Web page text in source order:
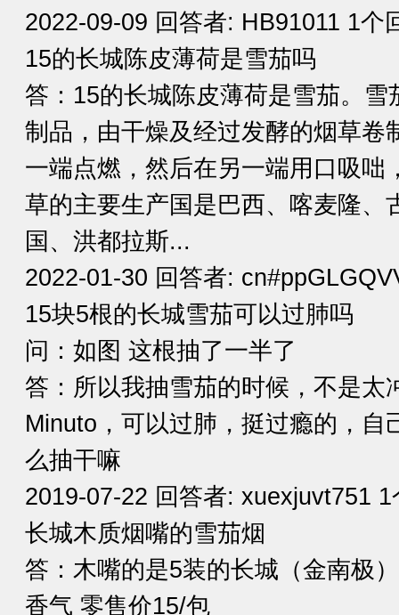
2022-09-09 回答者: HB91011 1个
15的长城陈皮薄荷是雪茄吗
答：15的长城陈皮薄荷是雪茄。
制品，由干燥及经过发酵的烟草卷
一端点燃，然后在另一端用口吸咄
草的主要生产国是巴西、喀麦隆、
国、洪都拉斯...
2022-01-30 回答者:
15块5根的长城雪茄可以过肺吗
问：如图 这根抽了一半了
答：所以我抽雪茄的时候，不是太
Minuto，可以过肺，挺过瘾的，自
么抽干嘛
2019-07-22 回答者: xuexjuvt751 1
长城木质烟嘴的雪茄烟
答：木嘴的是5装的长城（金南极
香气 零售价15/包